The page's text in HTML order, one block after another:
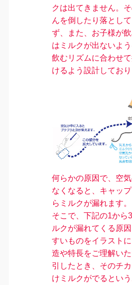
＼ 最新情報はこ
クは出てきません。
んを倒したり落とし
ず、また、お子様が
はミルクが出ないよ
飲むリズムに合わせ
けるよう設計しており
何らかの原因で、 空
なくなると、キャッ
らミルクが漏れます。
そこで、下記の1から
ルクが漏れてくる原
すいものをイラスト
造や特長をご理解い
引したとき、そのチ
けミルクがでる とい